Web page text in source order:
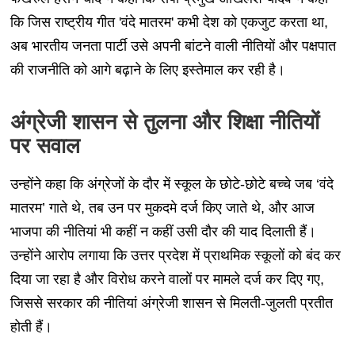
कि जिस राष्ट्रीय गीत 'वंदे मातरम' कभी देश को एकजुट करता था,
अब भारतीय जनता पार्टी उसे अपनी बांटने वाली नीतियों और पक्षपात
की राजनीति को आगे बढ़ाने के लिए इस्तेमाल कर रही है।
अंग्रेजी शासन से तुलना और शिक्षा नीतियों
पर सवाल
उन्होंने कहा कि अंग्रेजों के दौर में स्कूल के छोटे-छोटे बच्चे जब ‘वंदे
मातरम’ गाते थे, तब उन पर मुकदमे दर्ज किए जाते थे, और आज
भाजपा की नीतियां भी कहीं न कहीं उसी दौर की याद दिलाती हैं।
उन्होंने आरोप लगाया कि उत्तर प्रदेश में प्राथमिक स्कूलों को बंद कर
दिया जा रहा है और विरोध करने वालों पर मामले दर्ज कर दिए गए,
जिससे सरकार की नीतियां अंग्रेजी शासन से मिलती-जुलती प्रतीत
होती हैं।